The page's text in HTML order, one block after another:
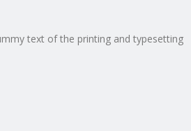
text of the printing and typesetting